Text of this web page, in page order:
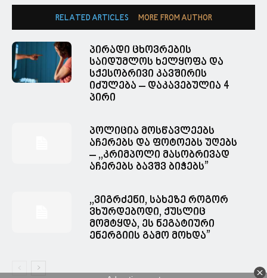
RELATED ARTICLES MORE FROM AUTHOR
პირადი ცხოვრების
საიდუმლოს ხელყოფა და
სქესობრივი კავშირის
იძულება – დაკავებულია 4
პირი
პოლიცია მოსწავლეებს
აჩერებს და ფოტოებს უღებს
– ,,კრიმპოლი მასობრივად
აჩერებს ბავშვ ბიჭებს”
,,ვიგრძენი, სახეზე როგორ
ვხურდებოდი, ქუსლიც
მომტყდა, ეს ნეგატიური
ენერგიის გამო მოხდა”